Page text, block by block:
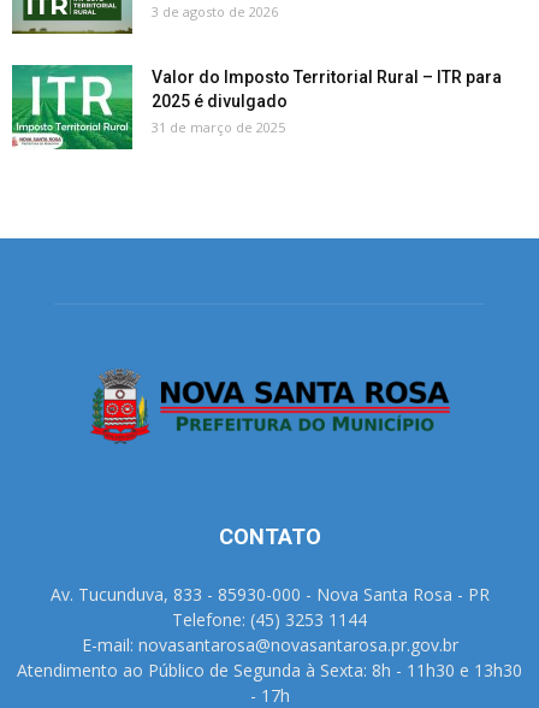
3 de agosto de 2026
Valor do Imposto Territorial Rural – ITR para
2025 é divulgado
31 de março de 2025
CONTATO
Av. Tucunduva, 833 - 85930-000 - Nova Santa Rosa - PR
Telefone: (45) 3253 1144
E-mail: novasantarosa@novasantarosa.pr.gov.br
Atendimento ao Público de Segunda à Sexta: 8h - 11h30 e 13h30
- 17h